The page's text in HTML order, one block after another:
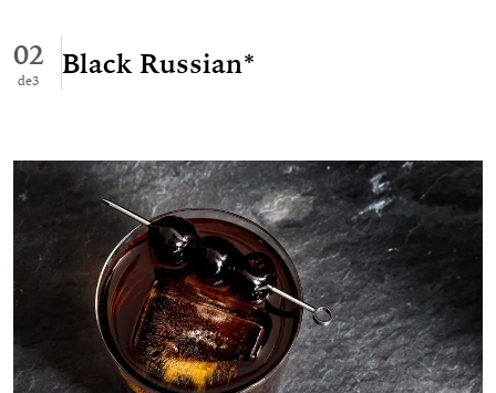
02
3
Black Russian*